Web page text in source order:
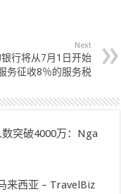
Next
行将从7月1日开始
务征收8％的服务税
突破4000万：Nga
来西亚 – TravelBiz